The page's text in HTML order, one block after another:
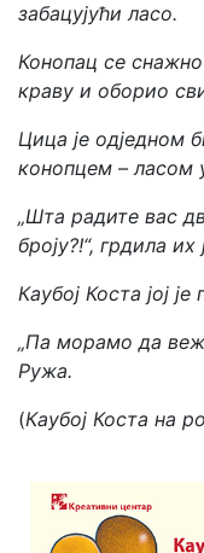
забацујући ласо.
Конопац се
краву и оборио
Цица је одједном
конопцем – ласом
„Шта радите вас
броју?!“, грдила их
Каубој Коста јој
„Па морамо да
Ружа.
(Каубој Коста на